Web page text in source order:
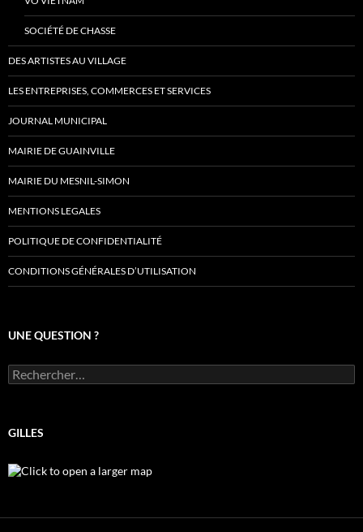
SOCIÉTÉ DE CHASSE
DES ARTISTES AU VILLAGE
LES ENTREPRISES, COMMERCES ET SERVICES
JOURNAL MUNICIPAL
MAIRIE DE GUAINVILLE
MAIRIE DU MESNIL-SIMON
MENTIONS LEGALES
POLITIQUE DE CONFIDENTIALITÉ
CONDITIONS GÉNÉRALES D’UTILISATION
UNE QUESTION ?
Rechercher :
GILLES